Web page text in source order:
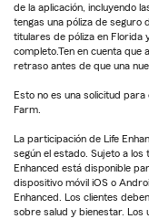
de la aplicación, incluyendo
tengas una póliza de seguro
titulares de póliza en Florida
completo.Ten en cuenta que
retraso antes de que una
Esto no es una solicitud
Farm.
La participación de Life
según el estado. Sujeto a los
Enhanced está disponible
dispositivo móvil iOS o
Enhanced. Los clientes
sobre salud y bienestar. Los